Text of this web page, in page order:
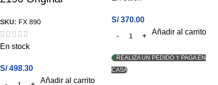
SKU: FX 890
En stock
S/498.30
Añadir al carrito
S/370.00
Añadir al carrito
REALIZA UN PEDIDO Y PAGA EN
CASA